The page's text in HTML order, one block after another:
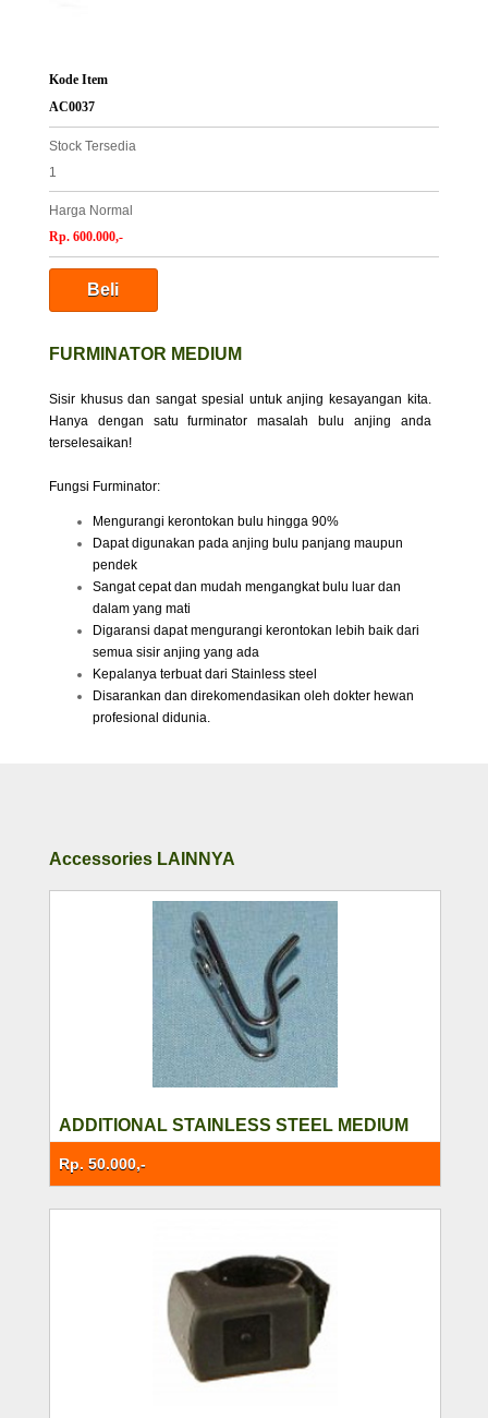
Kode Item
AC0037
Stock Tersedia
1
Harga Normal
Rp. 600.000,-
FURMINATOR MEDIUM
Sisir khusus dan sangat spesial untuk anjing kesayangan kita.
Hanya dengan satu furminator masalah bulu anjing anda
terselesaikan!
Fungsi Furminator:
Mengurangi kerontokan bulu hingga 90%
Dapat digunakan pada anjing bulu panjang maupun
pendek
Sangat cepat dan mudah mengangkat bulu luar dan
dalam yang mati
Digaransi dapat mengurangi kerontokan lebih baik dari
semua sisir anjing yang ada
Kepalanya terbuat dari Stainless steel
Disarankan dan direkomendasikan oleh dokter hewan
profesional didunia.
Accessories LAINNYA
Rp. 50.000,-
ADDITIONAL STAINLESS STEEL MEDIUM